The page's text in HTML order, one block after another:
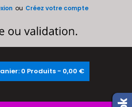
ou Créez votre compte
0 Produits - 0,00 €